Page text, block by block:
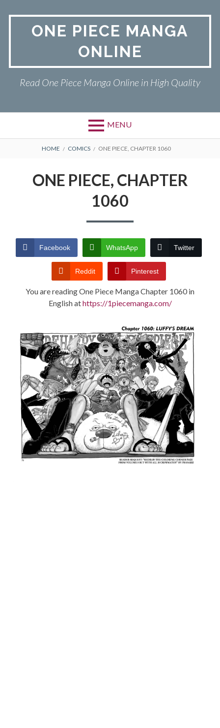
ONE PIECE MANGA
ONLINE
Read One Piece Manga Online in High Quality
MENU
Primary
ONE PIECE
BREADCRUMBS
HOME COMICS ONE PIECE, CHAPTER 1060
ONE PIECE, CHAPTER
1060
Facebook WhatsApp Twitter
Reddit Pinterest
You are reading One Piece Manga Chapter 1060 in
English athttps://1piecemanga.com/